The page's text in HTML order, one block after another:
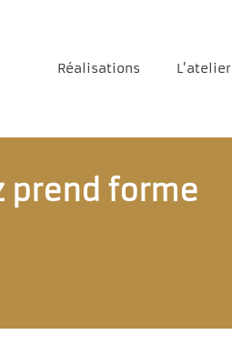
Réalisations L’atelier
prend forme